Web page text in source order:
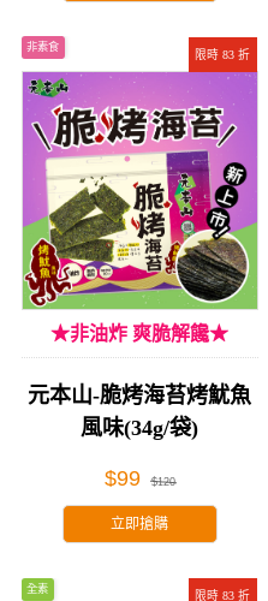
限時 83 折
非素食
★非油炸 爽脆解饞★
元本山-脆烤海苔烤魷魚
風味(34g/袋)
$99 $120
立即搶購
限時 83 折
全素